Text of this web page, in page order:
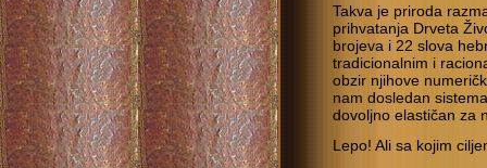
Takva je priroda
prihvatanja Drveta
brojeva i 22 slova
tradicionalnim i
obzir njihove
nam dosledan
dovoljno elastičan za
Lepo! Ali sa kojim